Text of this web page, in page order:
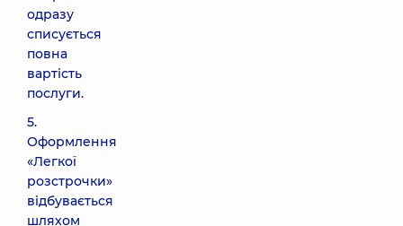
одразу
списується
повна
вартість
послуги.
5.
Оформлення
«Легкої
розстрочки»
відбувається
шляхом